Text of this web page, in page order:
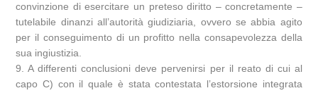
convinzione di esercitare un preteso diritto – concretamente –
tutelabile dinanzi all’autorità giudiziaria, ovvero se abbia agito
per il conseguimento di un profitto nella consapevolezza della
sua ingiustizia.
9. A differenti conclusioni deve pervenirsi per il reato di cui al
capo C) con il quale è stata contestata l’estorsione integrata